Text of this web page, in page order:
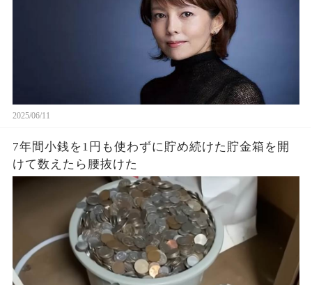
2025/06/11
7年間小銭を1円も使わずに貯め続けた貯金箱を開
けて数えたら腰抜けた